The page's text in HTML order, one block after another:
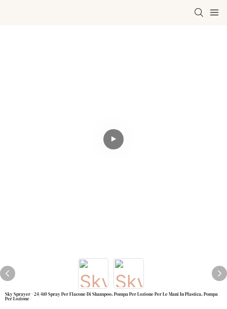
Sky Sprayer - 24/410 Spray Per Flacone Di Shampoo, Pompa Per Lozione Per Le Mani In Plastica, Pompa
Per Lozione